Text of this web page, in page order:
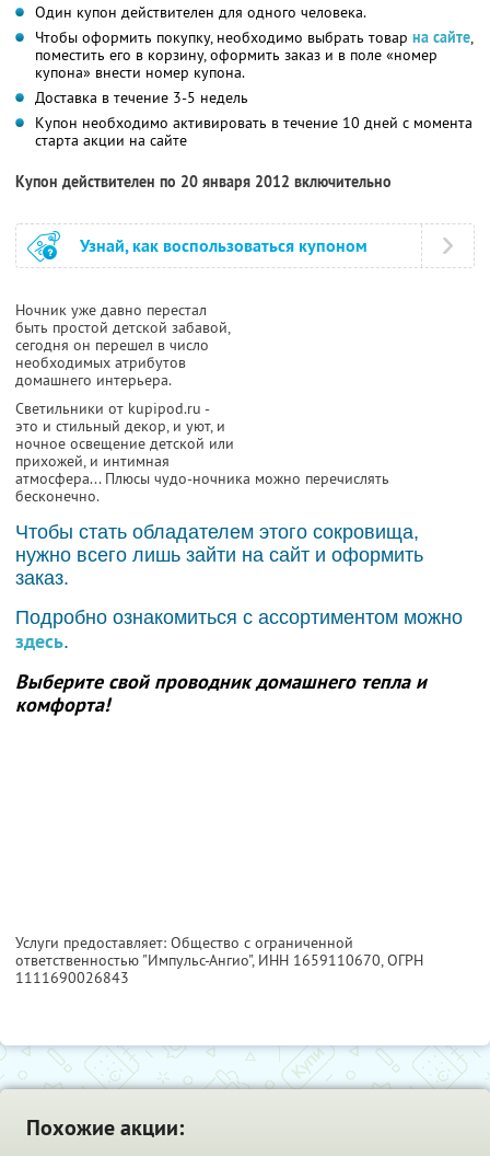
Один купон действителен для одного человека.
Чтобы оформить покупку, необходимо выбрать товар на сайте,
поместить его в корзину, оформить заказ и в поле «номер
купона» внести номер купона.
Доставка в течение 3-5 недель
Купон необходимо активировать в течение 10 дней с момента
старта акции на сайте
Купон действителен по 20 января 2012 включительно
Узнай, как воспользоваться купоном
Ночник уже давно перестал
быть простой детской забавой,
сегодня он перешел в число
необходимых атрибутов
домашнего интерьера.
Светильники от kupipod.ru -
это и стильный декор, и уют, и
ночное освещение детской или
прихожей, и интимная
атмосфера... Плюсы чудо-ночника можно перечислять
бесконечно.
Чтобы стать обладателем этого сокровища,
нужно всего лишь зайти на сайт и оформить
заказ.
Подробно ознакомиться с ассортиментом можно
здесь.
Выберите свой проводник домашнего тепла и
комфорта!
Услуги предоставляет: Общество с ограниченной
ответственностью "Импульс-Ангио", ИНН 1659110670, ОГРН
1111690026843
Похожие акции: